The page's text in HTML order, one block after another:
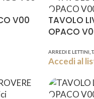
V00
TAVOLO
OPACO
ARREDI E LETTINI
Accedi al